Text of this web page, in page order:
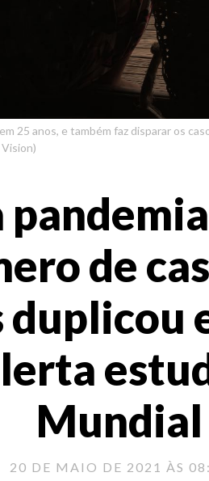
25 anos, e também faz disparar os
de
Mundial
20 DE MAIO DE 2021 ÀS